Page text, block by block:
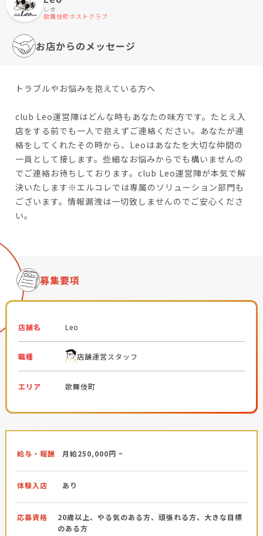
レオ
歌舞伎町ホストクラブ
お店からのメッセージ
トラブルやお悩みを抱えている方へ
club Leo運営陣はどんな時もあなたの味方です。たとえ入
店をする前でも一人で抱えずご連絡ください。あなたが連
絡をしてくれたその時から、Leoはあなたを大切な仲間の
一員として接します。些細なお悩みからでも構いませんの
でご連絡お待ちしております。club Leo運営陣が本気で解
決いたします※エルコレでは専属のソリューション部門も
ございます。情報漏洩は一切致しませんのでご安心くださ
い。
募集要項
店舗名 Leo
職種 店舗運営スタッフ
エリア 歌舞伎町
給与・報酬 月給250,000円 ~
体験入店 あり
応募資格
20歳以上、やる気のある方、頑張れる方、大きな目標
のある方